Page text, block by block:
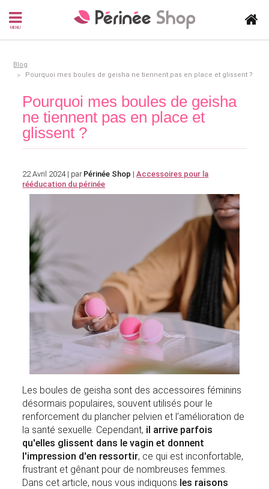
MENU
Blog
Pourquoi mes boules de geisha ne tiennent pas en place et glissent ?
Pourquoi mes boules de geisha
ne tiennent pas en place et
glissent ?
22 Avril 2024 | par Périnée Shop |Accessoires pour la
rééducation du périnée
Les boules de geisha sont des accessoires féminins
désormais populaires, souvent utilisés pour le
renforcement du plancher pelvien et l’amélioration de
la santé sexuelle. Cependant, il arrive parfois
qu'elles glissent dans le vagin et donnent
l'impression d'en ressortir, ce qui est inconfortable,
frustrant et gênant pour de nombreuses femmes.
Dans cet article, nous vous indiquons les raisons